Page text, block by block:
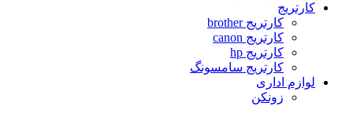
کارتریج
کارتریج brother
کارتریج canon
کارتریج hp
کارتریج سامسونگ
لوازم اداری
زونکن